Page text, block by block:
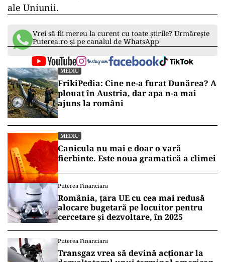
ale Uniunii.
Vrei să fii mereu la curent cu toate știrile? Urmărește
Puterea.ro și pe canalul de WhatsApp
MEDIU
FrikiPedia: Cine ne-a furat Dunărea? A
plouat în Austria, dar apa n-a mai
ajuns la români
MEDIU
Canicula nu mai e doar o vară
fierbinte. Este noua gramatică a climei
Puterea Financiara
România, țara UE cu cea mai redusă
alocare bugetară pe locuitor pentru
cercetare și dezvoltare, în 2025
Puterea Financiara
Transgaz vrea să devină acționar la